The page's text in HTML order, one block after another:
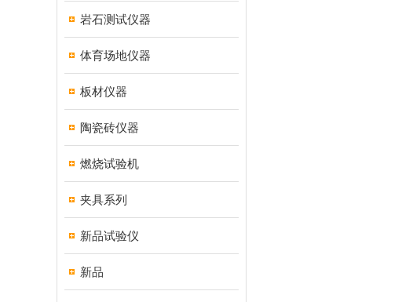
岩石测试仪器
体育场地仪器
板材仪器
陶瓷砖仪器
燃烧试验机
夹具系列
新品试验仪
新品